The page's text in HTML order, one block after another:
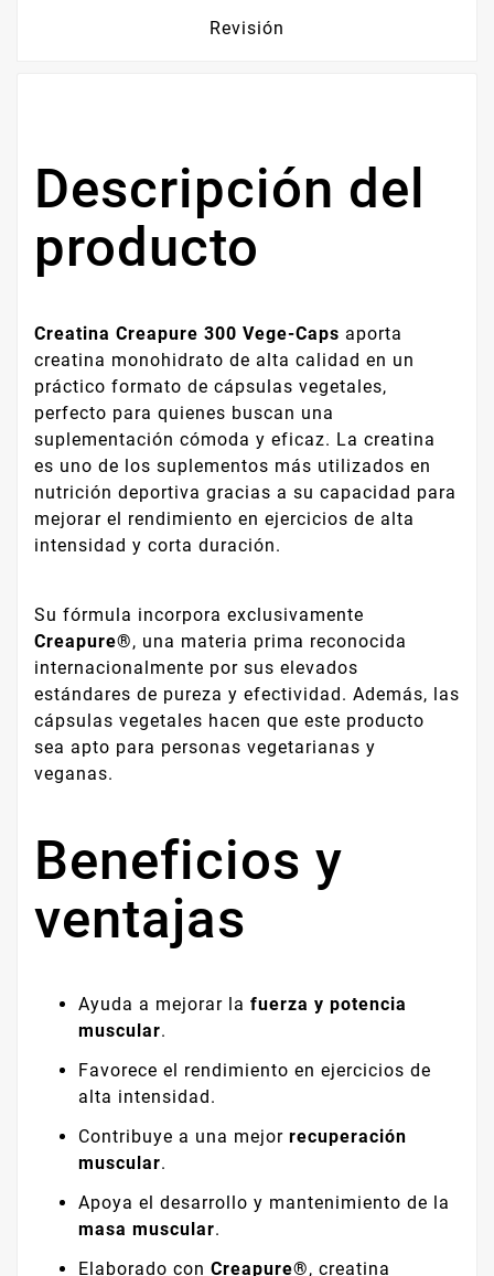
Revisión
Descripción del
producto
Creatina Creapure 300 Vege-Caps aporta
creatina monohidrato de alta calidad en un
práctico formato de cápsulas vegetales,
perfecto para quienes buscan una
suplementación cómoda y eficaz. La creatina
es uno de los suplementos más utilizados en
nutrición deportiva gracias a su capacidad para
mejorar el rendimiento en ejercicios de alta
intensidad y corta duración.
Su fórmula incorpora exclusivamente
Creapure®, una materia prima reconocida
internacionalmente por sus elevados
estándares de pureza y efectividad. Además, las
cápsulas vegetales hacen que este producto
sea apto para personas vegetarianas y
veganas.
Beneficios y
ventajas
Ayuda a mejorar la fuerza y potencia
muscular.
Favorece el rendimiento en ejercicios de
alta intensidad.
Contribuye a una mejor recuperación
muscular.
Apoya el desarrollo y mantenimiento de la
masa muscular.
Elaborado con Creapure®, creatina